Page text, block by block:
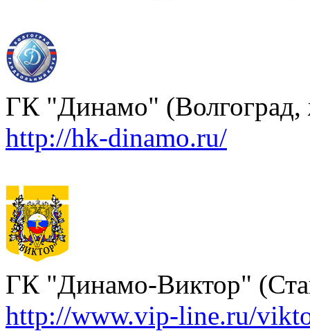
ГК "Динамо"
http://hk-dinamo.ru/
ГК "Динамо-Виктор"
http://www.vip-line.ru/